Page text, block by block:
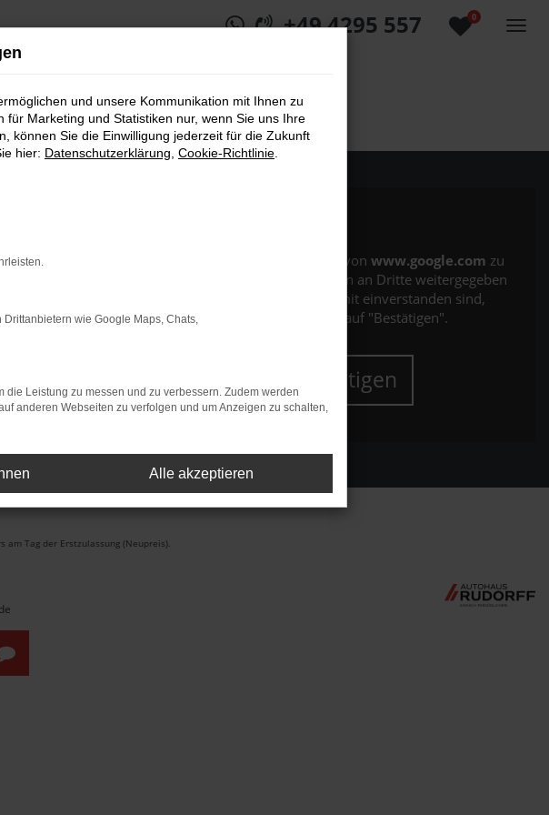
0
+49 4295 557
Es wird versucht, Inhalte von www.google.com zu
laden. Dabei können Daten an Dritte weitergegeben
werden. Wenn Sie damit einverstanden sind,
klicken Sie bitte auf "Bestätigen".
Bestätigen
Tag der Erstzulassung (Neupreis).
und unsere Kommunikation mit Ihnen zu
Marketing und Statistiken nur, wenn Sie uns Ihre
können Sie die Einwilligung jederzeit für die Zukunft
hier: Datenschutzerklärung Cookie-Richtlinie
wie Google Maps, Chats,
Leistung zu messen und zu verbessern. Zudem werden
anderen Webseiten zu verfolgen und um Anzeigen zu schalten,
Alle akzeptieren